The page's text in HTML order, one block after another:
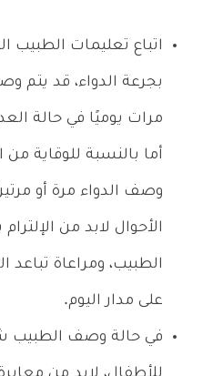
اتباع تعليمات الطبيب
مرات يوميًا في حالة
أما بالنسبة للوقاية من
وصف الدواء مرة أو
الأحوال لابد من
الطبيب، ومراعاة تباعد
على مدار اليوم.
في حالة وصف الطبيب